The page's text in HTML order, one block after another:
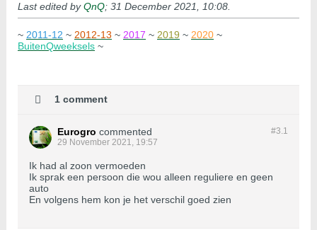
Last edited byQnQ; 31 December 2021, 10:08
~ 2011-12 ~ 2012-13 ~ 2017 ~ 2019 ~ 2020 ~
BuitenQweeksels ~
1 comment
#3.1
Eurogro commented
29 November 2021, 19:57
Ik had al zoon vermoeden
Ik sprak een persoon die wou alleen reguliere en geen
auto
En volgens hem kon je het verschil goed zien